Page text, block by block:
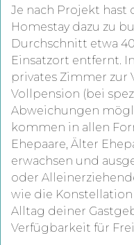
Je nach Projekt
Homestay dazu zu
Durchschnitt etwa
Einsatzort entfernt.
privates Zimmer zur
Vollpension (bei
Abweichungen
kommen in allen
Ehepaare, Älter
erwachsen und
oder
wie die
Alltag deiner
Verfügbarkeit für